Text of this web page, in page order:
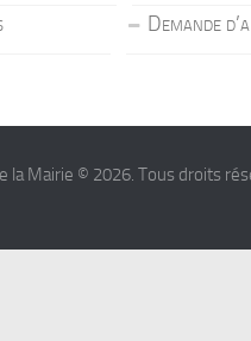
Demande
la Mairie © 2026. Tous droits